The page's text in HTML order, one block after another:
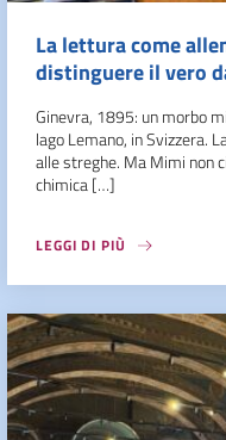
La lettura come
distinguere il vero
Ginevra, 1895: un morbo
lago Lemano, in Svizzera.
alle streghe. Ma Mimi non
chimica […]
LEGGI DI PIÙ